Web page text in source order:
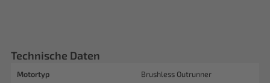
Technische Daten
Motortyp Brushless Outrunner